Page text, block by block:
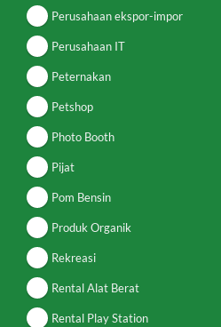
Perusahaan ekspor-impor
Perusahaan IT
Peternakan
Petshop
Photo Booth
Pijat
Pom Bensin
Produk Organik
Rekreasi
Rental Alat Berat
Rental Play Station